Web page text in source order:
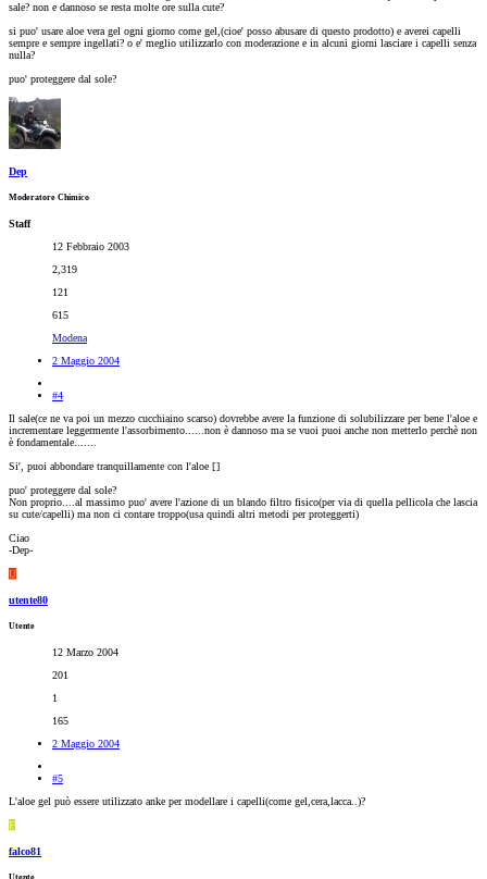
sale? non e dannoso se resta molte ore sulla cute?
si puo' usare aloe vera gel ogni giorno come gel,(cioe' posso abusare di questo prodotto) e averei capelli
sempre e sempre ingellati? o e' meglio utilizzarlo con moderazione e in alcuni giorni lasciare i capelli senza
nulla?
puo' proteggere dal sole?
Dep
Moderatore Chimico
Staff
12 Febbraio 2003
2,319
121
615
Modena
2 Maggio 2004
#4
Il sale(ce ne va poi un mezzo cucchiaino scarso) dovrebbe avere la funzione di solubilizzare per bene l'aloe e
incrementare leggermente l'assorbimento......non è dannoso ma se vuoi puoi anche non metterlo perchè non
è fondamentale.......
Si', puoi abbondare tranquillamente con l'aloe []
puo' proteggere dal sole?
Non proprio....al massimo puo' avere l'azione di un blando filtro fisico(per via di quella pellicola che lascia
su cute/capelli) ma non ci contare troppo(usa quindi altri metodi per proteggerti)
Ciao
-Dep-
U
utente80
Utente
12 Marzo 2004
201
1
165
2 Maggio 2004
#5
L'aloe gel può essere utilizzato anke per modellare i capelli(come gel,cera,lacca..)?
F
falco81